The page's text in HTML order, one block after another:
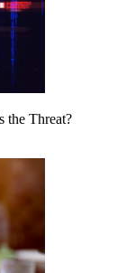
the Threat?